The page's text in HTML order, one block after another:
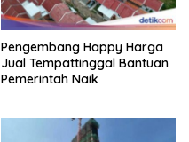
Pengembang Happy Harga
Jual Tempattinggal Bantuan
Pemerintah Naik